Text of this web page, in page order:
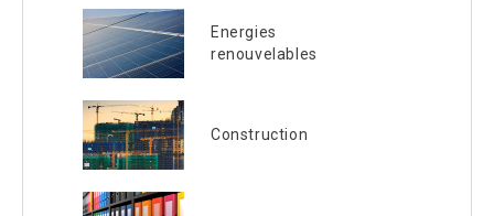
Energies
renouvelables
Construction